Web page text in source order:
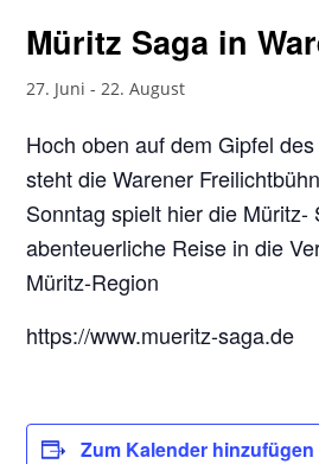
Müritz Saga in
27. Juni -22. August
Hoch oben auf dem Gipfel
steht die Warener
Sonntag spielt hier die Müritz-
abenteuerliche Reise in die
Müritz-Region
https://www.mueritz-saga.de
Zum Kalender hinzufügen